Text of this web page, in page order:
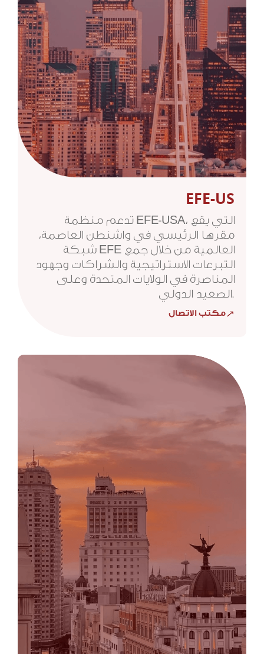
EFE-US
تدعم منظمة EFE-USA، التي يقع
مقرها الرئيسي في واشنطن العاصمة،
شبكة EFE العالمية من خلال جمع
التبرعات الاستراتيجية والشراكات وجهود
المناصرة في الولايات المتحدة وعلى
الصعيد الدولي.
مكتب الاتصال